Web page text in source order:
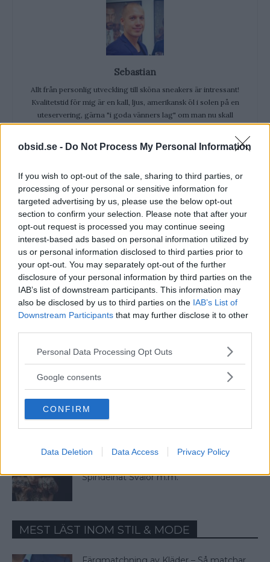
obsid.se - Do Not Process My Personal Information
If you wish to opt-out of the sale, sharing to third parties, or
processing of your personal or sensitive information for
targeted advertising by us, please use the below opt-out
section to confirm your selection. Please note that after your
opt-out request is processed you may continue seeing
interest-based ads based on personal information utilized by
us or personal information disclosed to third parties prior to
your opt-out. You may separately opt-out of the further
disclosure of your personal information by third parties on the
IAB’s list of downstream participants. This information may
also be disclosed by us to third parties on the IAB’s List of
Downstream Participants that may further disclose it to other
Please note that this website/app uses one or more Google
not limited to your visit or usage behaviour. You may click to
use your data for below specified purposes in below Google
consent section.
Personal Data Processing Opt Outs
Google consents
CONFIRM
Data Deletion Data Access Privacy Policy
Sebastian
Allt från personlig utveckling till sköna sneakers är intressant!
Kvalitetstid för mig är en kall, ljus, amerikansk öl i solen på en
uteservering, gärna "i goda vänners lag" om man nu skall
slänga in något klyschigt också.
VECKANS MEST LÄSTA
5 Tidlösa Frisyrer För Män Som Aldrig Blir
Omoderna
Klädkod Sommarfin – Vad Betyder Det
Och Hur Ska Du Klä...
Så Lär Du Dig Mycket På Kort Tid – Enligt
Experten...
Färgmatchning av Kläder – Så matchar
du dina kläder rätt! Man...
Spindelnät Svalor m.m.
MEST LÄST INOM STIL & MODE